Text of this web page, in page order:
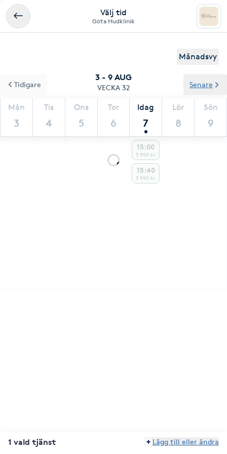
Välj tid
Göta Hudklinik
Månadsvy
3 - 9 AUG
VECKA 32
Mån
3
Tis
4
Ons
5
Tor
6
Idag
7
Lör
8
Sön
9
Tidigare Senare
15:00
3 950 kr
15:40
3 950 kr
1 vald tjänst Lägg till eller ändra